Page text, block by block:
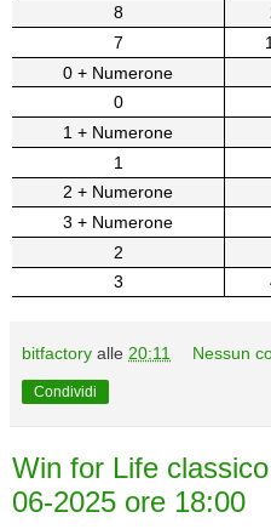
8
7
0 + Numerone
0
1 + Numerone
1
2 + Numerone
3 + Numerone
2
3
bitfactory alle 20:11 Nessun
Condividi
Win for Life
06-2025 ore 18:00